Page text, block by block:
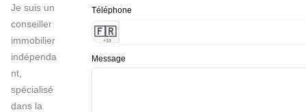
Je suis un
conseiller
immobilier
indépenda
nt,
spécialisé
dans la
Téléphone
🇫🇷
+33
Message